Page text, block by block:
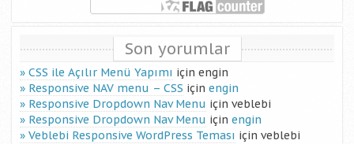
Son yorumlar
CSS ile Açılır Menü Yapımı için engin
Responsive NAV menu – CSS için engin
Responsive Dropdown Nav Menu için veblebi
Responsive Dropdown Nav Menu için engin
Veblebi Responsive WordPress Teması için veblebi